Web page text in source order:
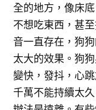
全的地方，像床
不想吃東西，甚
音一直存在，狗
太大的效果。狗
變快，發抖，心
千萬不能持續太